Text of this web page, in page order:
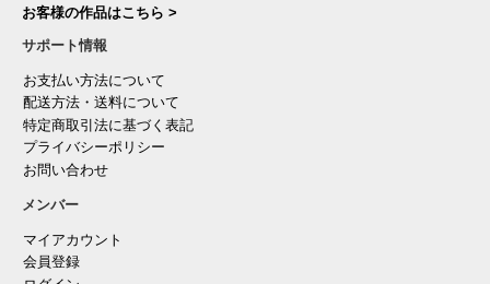
お客様の作品はこちら >
サポート情報
お支払い方法について
配送方法・送料について
特定商取引法に基づく表記
プライバシーポリシー
お問い合わせ
メンバー
マイアカウント
会員登録